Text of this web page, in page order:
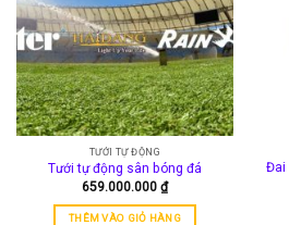
TƯỚI TỰ ĐỘNG
Tưới tự động sân bóng đá
659.000.000 ₫
THÊM VÀO GIỎ HÀNG
Đai